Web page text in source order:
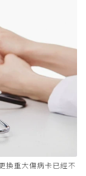
換重大傷病卡已經不